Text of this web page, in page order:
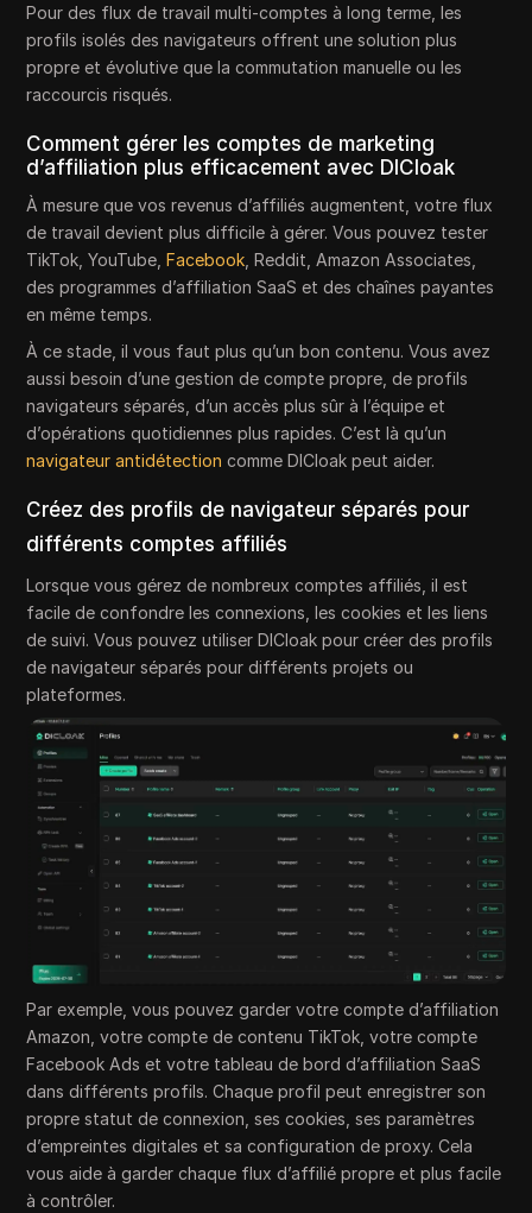
Pour des flux de travail multi-comptes à long terme, les
profils isolés des navigateurs offrent une solution plus
propre et évolutive que la commutation manuelle ou les
raccourcis risqués.
Comment gérer les comptes de marketing
d’affiliation plus efficacement avec DICloak
À mesure que vos revenus d’affiliés augmentent, votre flux
de travail devient plus difficile à gérer. Vous pouvez tester
TikTok, YouTube,Facebook , Reddit, Amazon Associates,
des programmes d’affiliation SaaS et des chaînes payantes
en même temps.
À ce stade, il vous faut plus qu’un bon contenu. Vous avez
aussi besoin d’une gestion de compte propre, de profils
navigateurs séparés, d’un accès plus sûr à l’équipe et
d’opérations quotidiennes plus rapides. C’est là qu’un
navigateur antidétection comme DICloak peut aider.
Créez des profils de navigateur séparés pour
différents comptes affiliés
Lorsque vous gérez de nombreux comptes affiliés, il est
facile de confondre les connexions, les cookies et les liens
de suivi. Vous pouvez utiliser DICloak pour créer des profils
de navigateur séparés pour différents projets ou
plateformes.
Par exemple, vous pouvez garder votre compte d’affiliation
Amazon, votre compte de contenu TikTok, votre compte
Facebook Ads et votre tableau de bord d’affiliation SaaS
dans différents profils. Chaque profil peut enregistrer son
propre statut de connexion, ses cookies, ses paramètres
d’empreintes digitales et sa configuration de proxy. Cela
vous aide à garder chaque flux d’affilié propre et plus facile
à contrôler.